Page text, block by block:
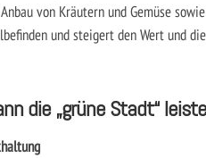
von Kräutern und Gemüse
und steigert den Wert und
die „grüne Stadt“